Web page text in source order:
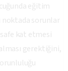
eğitim
noktada sorunlar
kat etmesi
gerektiğini,